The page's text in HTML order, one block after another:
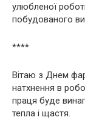
улюбленої
побудованого
****
Вітаю з Днем
натхнення в
праця буде
тепла і щастя.